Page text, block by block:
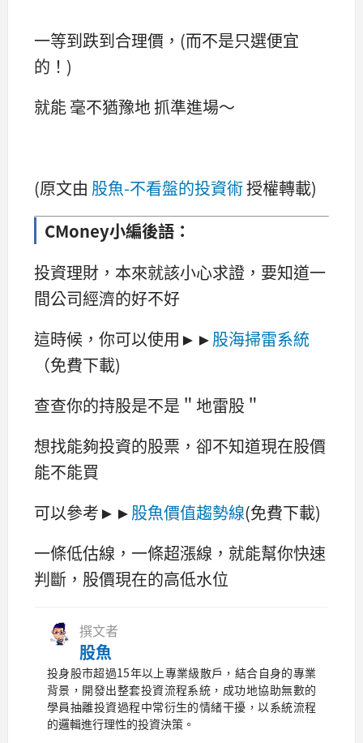
一等到跌到合理價，(而不是只選便宜
的！)
就能 毫不猶豫地 抓準進場～
(原文由 股魚-不看盤的投資術授權轉載)
CMoney小編後語：
投資理財，本來就該小心求證，要知道一
間公司經濟的好不好
這時候，你可以使用►►股海掃雷系統
（免費下載)
查查你的持股是不是＂地雷股＂
想找能夠投資的股票，卻不知道現在股價
能不能買
可以參考►►股魚價值趨勢線(免費下載)
一條低估線，一條超漲線，就能幫你快速
判斷，股價現在的高低水位
撰文者
股魚
投身股市超過15年以上專業級散戶，結合自身的專業
背景，開發出整套投資流程系統，成功地協助無數的
學員抽離投資過程中常衍生的情緒干擾，以系統流程
的邏輯進行理性的投資決策。